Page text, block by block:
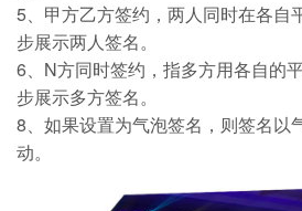
5、甲方乙方签约，两人同时在各自
步展示两人签名。
6、N方同时签约，指多方用各自的
步展示多方签名。
8、如果设置为气泡签名，则签名以
动。